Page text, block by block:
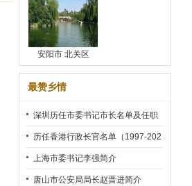
安阳市 北关区
最赞乡情
深圳历任市委书记市长名单及任职
时间
历任香港行政长官名单（1997-202
2）
上海市委书记李强简介
唐山市公安局局长赵晋进简介